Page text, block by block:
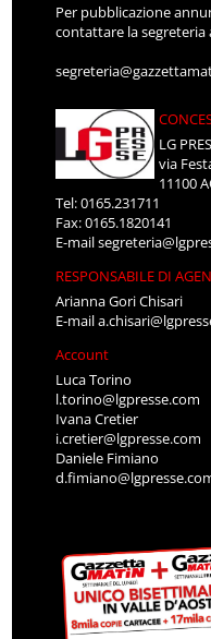
Per pubblicazione
contattare la segreteria
LG
via
11100
Tel: 0165.231711
Fax: 0165.1820141
E-mail
RESPONSABILE DI
Arianna Gori Chisari
E-mail
Account
Luca Torino
l.torino@lgpresse.com
Ivana Cretier
i.cretier@lgpresse.com
Daniele Fimiano